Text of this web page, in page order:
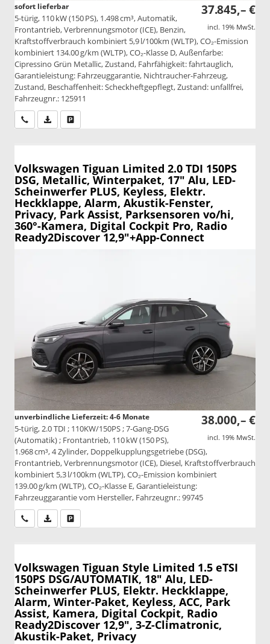
37.845,– €
incl. 19% MwSt.
sofort lieferbar
5-türig, 110 kW (150 PS), 1.498 cm³, Automatik,
Frontantrieb, Verbrennungsmotor (ICE), Benzin,
Kraftstoffverbrauch kombiniert 5,9 l/100km (WLTP), CO₂-Emission
kombiniert 134.00 g/km (WLTP), CO₂-Klasse D, Außenfarbe:
Cipressino Grün Metallic, Zustand, Fahrfähigkeit: fahrtauglich,
Garantieleistung: Fahrzeuggarantie, Nichtraucher-Fahrzeug,
Zustand, Beschaffenheit: Scheckheftgepflegt, Zustand: unfallfrei,
Fahrzeugnr.: 125911
Wir rufen Sie anPDF-Datei, Fahrzeugexposé drucken
Volkswagen Tiguan Limited 2.0 TDI 150PS
DSG, Metallic, Winterpaket, 17" Alu, LED-
Scheinwerfer PLUS, Keyless, Elektr.
Heckklappe, Alarm, Akustik-Fenster,
Privacy, Park Assist, Parksensoren vo/hi,
360°-Kamera, Digital Cockpit Pro, Radio
Ready2Discover 12,9"+App-Connect
38.000,– €
incl. 19% MwSt.
unverbindliche Lieferzeit: 4-6 Monate
5-türig, 2.0 TDI ; 110KW/150PS ; 7-Gang-DSG
(Automatik) ; Frontantrieb, 110 kW (150 PS),
1.968 cm³, 4 Zylinder, Doppelkupplungsgetriebe (DSG),
Frontantrieb, Verbrennungsmotor (ICE), Diesel, Kraftstoffverbrauch
kombiniert 5,3 l/100km (WLTP), CO₂-Emission kombiniert
139.00 g/km (WLTP), CO₂-Klasse E, Garantieleistung:
Fahrzeuggarantie vom Hersteller, Fahrzeugnr.: 99745
Wir rufen Sie anPDF-Datei, Fahrzeugexposé drucken
Volkswagen Tiguan Style Limited 1.5 eTSI
150PS DSG/AUTOMATIK, 18" Alu, LED-
Scheinwerfer PLUS, Elektr. Heckklappe,
Alarm, Winter-Paket, Keyless, ACC, Park
Assist, Kamera, Digital Cockpit, Radio
Ready2Discover 12,9", 3-Z-Climatronic,
Akustik-Paket, Privacy